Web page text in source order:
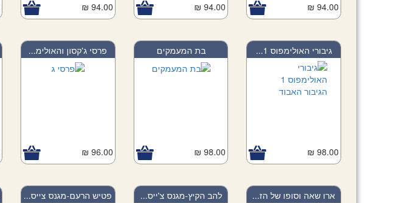
94.00 ₪
94.00 ₪
94.00 ₪ Add to Cart
גיבורי האולימפוס 1...
98.00 ₪
בת המעמקים
98.00 ₪
פרסי ג'קסון והאולימ...
96.00 ₪ Add to Cart
ארו שאה וסופו של הז... להב הקיץ-מגנס צ'ייס... פטיש הרעם-מגנס צייס...